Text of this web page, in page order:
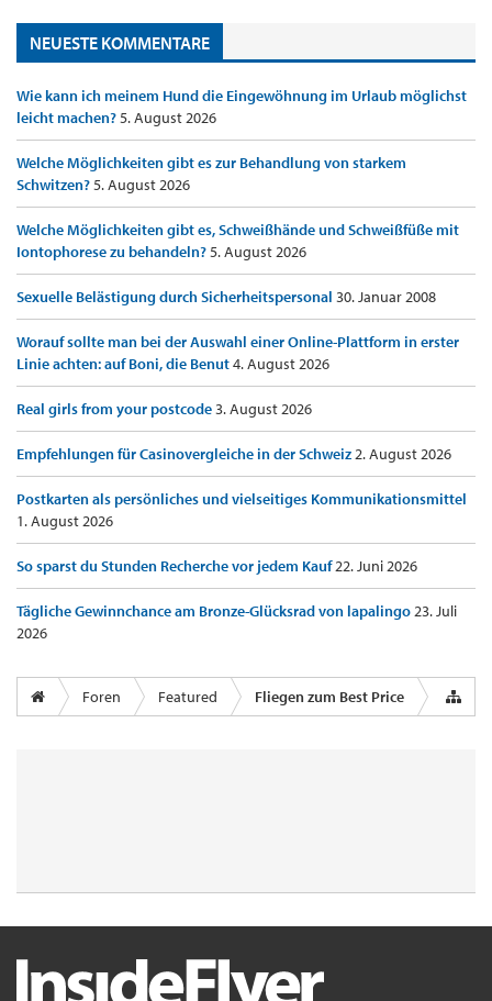
NEUESTE KOMMENTARE
Wie kann ich meinem Hund die Eingewöhnung im Urlaub möglichst
leicht machen?5. August 2026
Welche Möglichkeiten gibt es zur Behandlung von starkem
Schwitzen?5. August 2026
Welche Möglichkeiten gibt es, Schweißhände und Schweißfüße mit
Iontophorese zu behandeln?5. August 2026
Sexuelle Belästigung durch Sicherheitspersonal 30. Januar 2008
Worauf sollte man bei der Auswahl einer Online-Plattform in erster
Linie achten: auf Boni, die Benut4. August 2026
Real girls from your postcode3. August 2026
Empfehlungen für Casinovergleiche in der Schweiz2. August 2026
Postkarten als persönliches und vielseitiges Kommunikationsmittel
1. August 2026
So sparst du Stunden Recherche vor jedem Kauf22. Juni 2026
Tägliche Gewinnchance am Bronze-Glücksrad von lapalingo23. Juli
2026
Foren Featured Fliegen zum Best Price